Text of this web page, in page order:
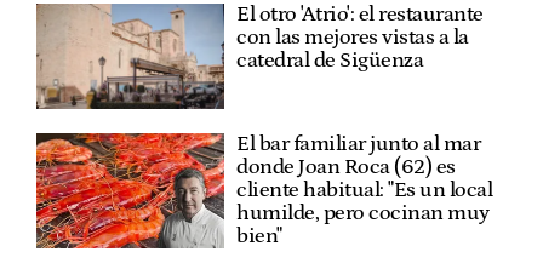
El otro 'Atrio': el restaurante
con las mejores vistas a la
catedral de Sigüenza
El bar familiar junto al mar
donde Joan Roca (62) es
cliente habitual: "Es un local
humilde, pero cocinan muy
bien"